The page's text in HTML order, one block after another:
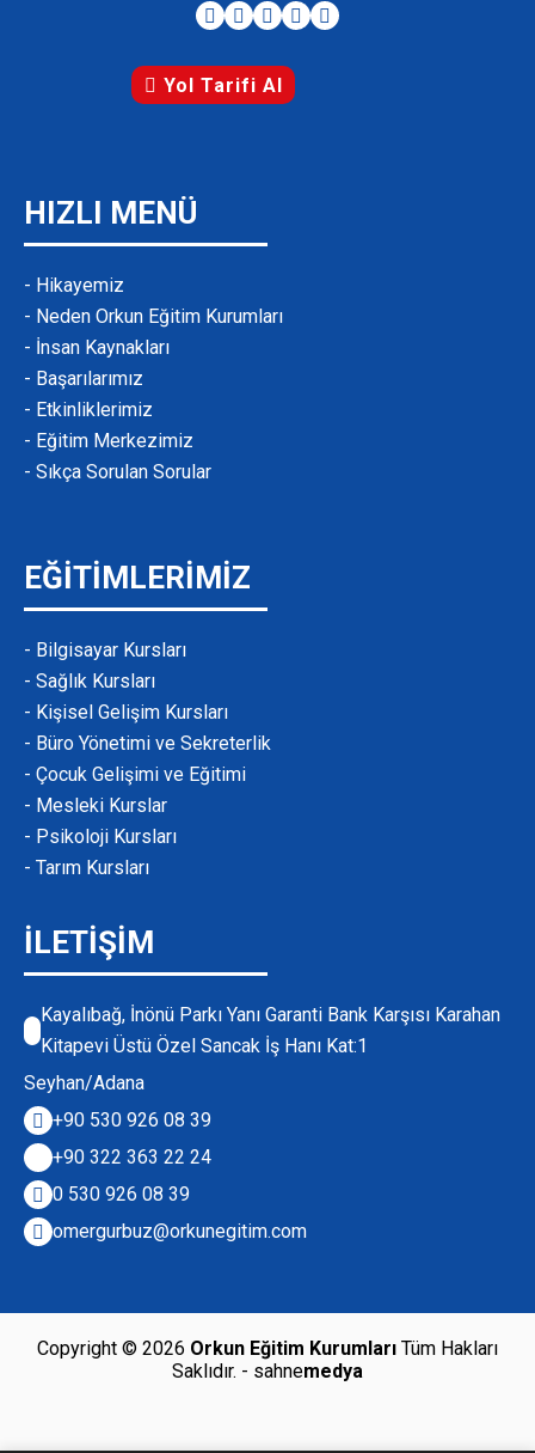
Yol Tarifi Al
HIZLI MENÜ
- Hikayemiz
- Neden Orkun Eğitim Kurumları
- İnsan Kaynakları
- Başarılarımız
- Etkinliklerimiz
- Eğitim Merkezimiz
- Sıkça Sorulan Sorular
EĞİTİMLERİMİZ
- Bilgisayar Kursları
- Sağlık Kursları
- Kişisel Gelişim Kursları
- Büro Yönetimi ve Sekreterlik
- Çocuk Gelişimi ve Eğitimi
- Mesleki Kurslar
- Psikoloji Kursları
- Tarım Kursları
İLETİŞİM
Kayalıbağ, İnönü Parkı Yanı Garanti Bank Karşısı Karahan
Kitapevi Üstü Özel Sancak İş Hanı Kat:1
Seyhan/Adana
+90 530 926 08 39
+90 322 363 22 24
0 530 926 08 39
omergurbuz@orkunegitim.com
Copyright © 2026 Orkun Eğitim Kurumları Tüm Hakları
Saklıdır. - sahnemedya